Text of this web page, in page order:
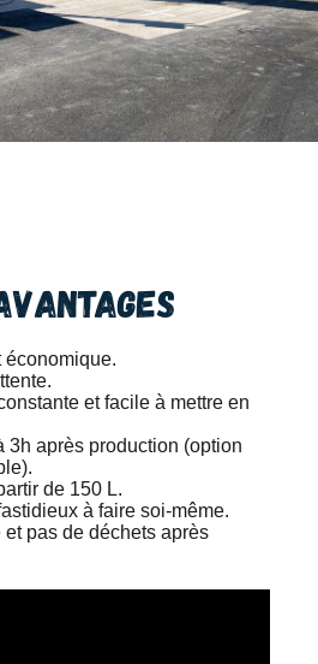
économique.
et facile à mettre en
3h après production (option
de 150 L.
à faire soi-même.
et pas de déchets après